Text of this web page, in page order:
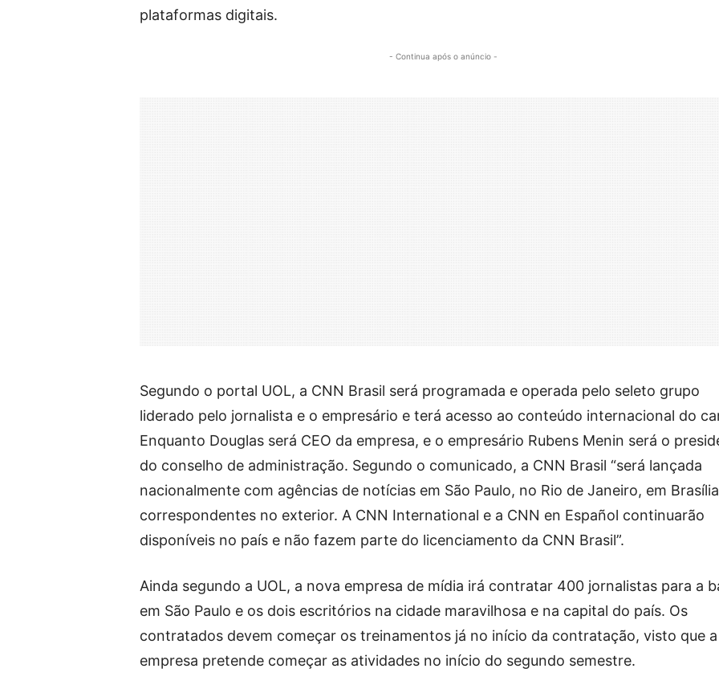
plataformas digitais.
- Continua após o anúncio -
Segundo o portal UOL, a CNN Brasil será programada e operada pelo seleto grupo
liderado pelo jornalista e o empresário e terá acesso ao conteúdo internacional do
Enquanto Douglas será CEO da empresa, e o empresário Rubens Menin será o
do conselho de administração. Segundo o comunicado, a CNN Brasil “será lançada
nacionalmente com agências de notícias em São Paulo, no Rio de Janeiro, em
correspondentes no exterior. A CNN International e a CNN en Español continuarão
disponíveis no país e não fazem parte do licenciamento da CNN Brasil”.
Ainda segundo a UOL, a nova empresa de mídia irá contratar 400 jornalistas para a
em São Paulo e os dois escritórios na cidade maravilhosa e na capital do país. Os
contratados devem começar os treinamentos já no início da contratação, visto que a
empresa pretende começar as atividades no início do segundo semestre.